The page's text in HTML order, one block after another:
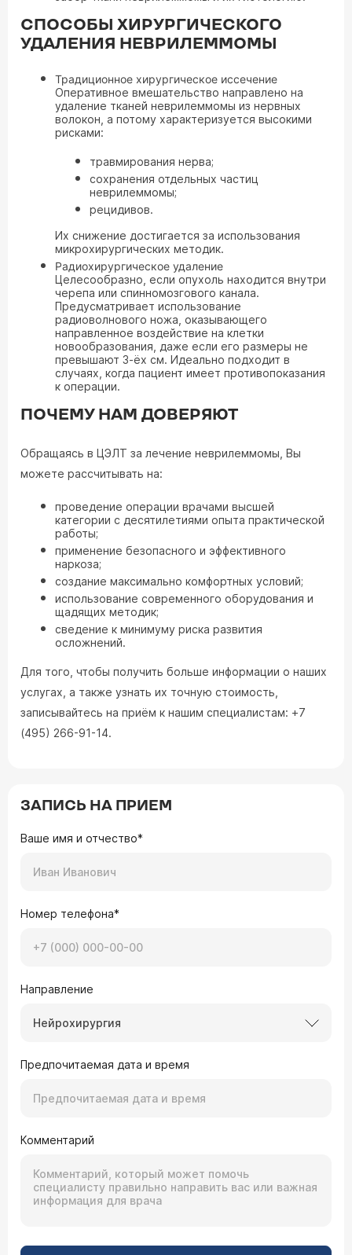
СПОСОБЫ ХИРУРГИЧЕСКОГО
УДАЛЕНИЯ НЕВРИЛЕММОМЫ
Традиционное хирургическое иссечение
Оперативное вмешательство направлено на
удаление тканей неврилеммомы из нервных
волокон, а потому характеризуется высокими
рисками:
травмирования нерва;
сохранения отдельных частиц
неврилеммомы;
рецидивов.
Их снижение достигается за использования
микрохирургических методик.
Радиохирургическое удаление
Целесообразно, если опухоль находится внутри
черепа или спинномозгового канала.
Предусматривает использование
радиоволнового ножа, оказывающего
направленное воздействие на клетки
новообразования, даже если его размеры не
превышают 3-ёх см. Идеально подходит в
случаях, когда пациент имеет противопоказания
к операции.
ПОЧЕМУ НАМ ДОВЕРЯЮТ
Обращаясь в ЦЭЛТ за лечение неврилеммомы, Вы
можете рассчитывать на:
проведение операции врачами высшей
категории с десятилетиями опыта практической
работы;
применение безопасного и эффективного
наркоза;
создание максимально комфортных условий;
использование современного оборудования и
щадящих методик;
сведение к минимуму риска развития
осложнений.
Для того, чтобы получить больше информации о наших
услугах, а также узнать их точную стоимость,
записывайтесь на приём к нашим специалистам: +7
(495) 266-91-14.
ЗАПИСЬ НА ПРИЕМ
Ваше имя и отчество*
Номер телефона*
Направление
Нейрохирургия
Предпочитаемая дата и время
Комментарий